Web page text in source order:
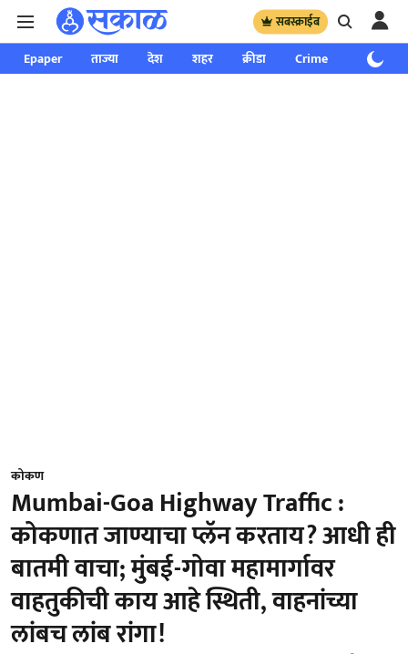
सबस्क्राईब
Epaper ताज्या देश शहर क्रीडा Crime साप्ताहिक
कोकण
Mumbai-Goa Highway Traffic :
कोकणात जाण्याचा प्लॅन करताय? आधी ही
बातमी वाचा; मुंबई-गोवा महामार्गावर
वाहतुकीची काय आहे स्थिती, वाहनांच्या
लांबच लांब रांगा!